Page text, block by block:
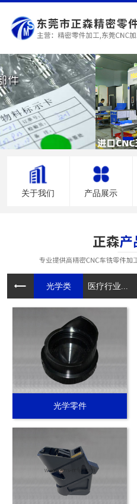
关于我们 产品展示
光学类 医疗行业...
光学零件